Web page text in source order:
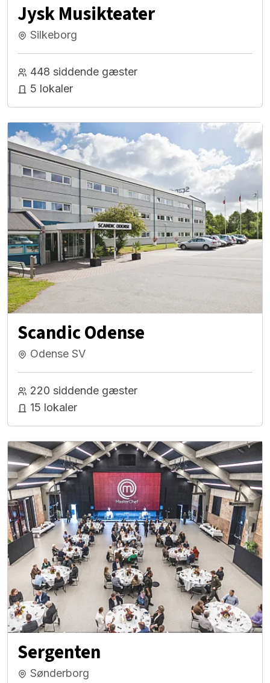
Jysk Musikteater
Silkeborg
448 siddende gæster
5 lokaler
Scandic Odense
Odense SV
220 siddende gæster
15 lokaler
Sergenten
Sønderborg